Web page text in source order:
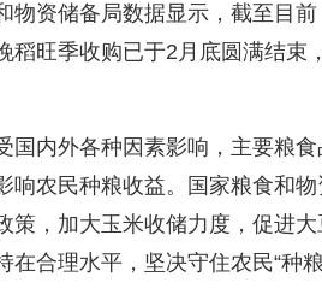
物资储备局数据显示，截至目
稻旺季收购已于2月底圆满结束
国内外各种因素影响，主要粮
响农民种粮收益。国家粮食和
策，加大玉米收储力度，促进
在合理水平，坚决守住农民“种粮